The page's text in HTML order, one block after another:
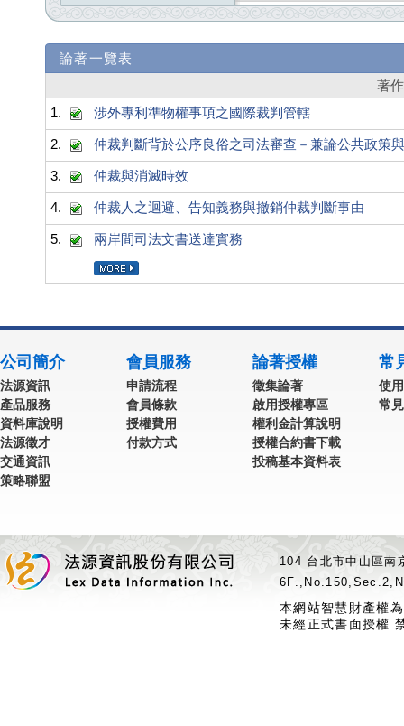
論著一覽表
著
1.
涉外專利準物權事項之國際裁判管轄
2. 仲裁判斷背於公序良俗之司法審查－兼論公共政策
3. 仲裁與消滅時效
4. 仲裁人之迴避、告知義務與撤銷仲裁判斷事由
5. 兩岸間司法文書送達實務
公司簡介
法源資訊
產品服務
資料庫說明
法源徵才
交通資訊
策略聯盟
會員服務
申請流程
會員條款
授權費用
付款方式
論著授權
徵集論著
啟用授權專區
權利金計算說明
授權合約書下載
投稿基本資料表
常
使
常
104 台北市中山區
本網站智慧財產權
未經正式書面授權